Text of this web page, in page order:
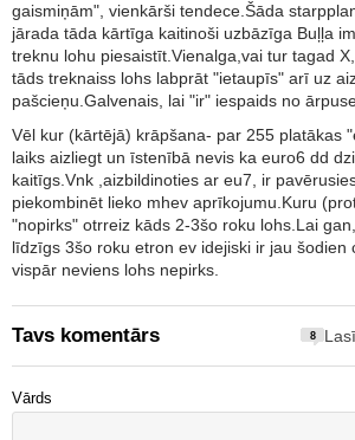
gaismiņām", vienkārši tendece.Šāda
jārada tāda kārtīga kaitinoši uzbāzīga Buļļa
treknu lohu piesaistīt.Vienalga,vai tur tagad
tāds treknaiss lohs labprāt "ietaupīs" arī uz
pašcieņu.Galvenais, lai "ir" iespaids no
Vēl kur (kārtējā) krāpšana- par 255 platākas
laiks aizliegt un īstenībā nevis ka euro6 dd
kaitīgs.Vnk ,aizbildinoties ar eu7, ir
piekombinēt lieko mhev aprīkojumu.Kuru
"nopirks" otrreiz kāds 2-3šo roku lohs.Lai
līdzīgs 3šo roku etron ev idejiski ir jau šodien
vispār neviens lohs nepirks.
Tavs komentārs 8
Vārds